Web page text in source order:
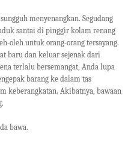
menyenangkan. Segudang
santai di pinggir kolam renang
oleh untuk orang-orang tersayang.
baru dan keluar sejenak dari
terlalu bersemangat, Anda lupa
barang ke dalam tas
keberangkatan. Akibatnya, bawaan
bawa.